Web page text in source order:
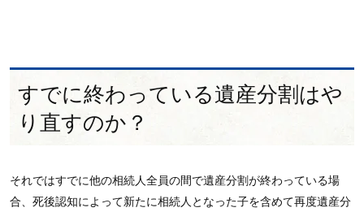
すでに終わっている遺産分割はや
り直すのか？
それではすでに他の相続人全員の間で遺産分割が終わっている場
合、死後認知によって新たに相続人となった子を含めて再度遺産分